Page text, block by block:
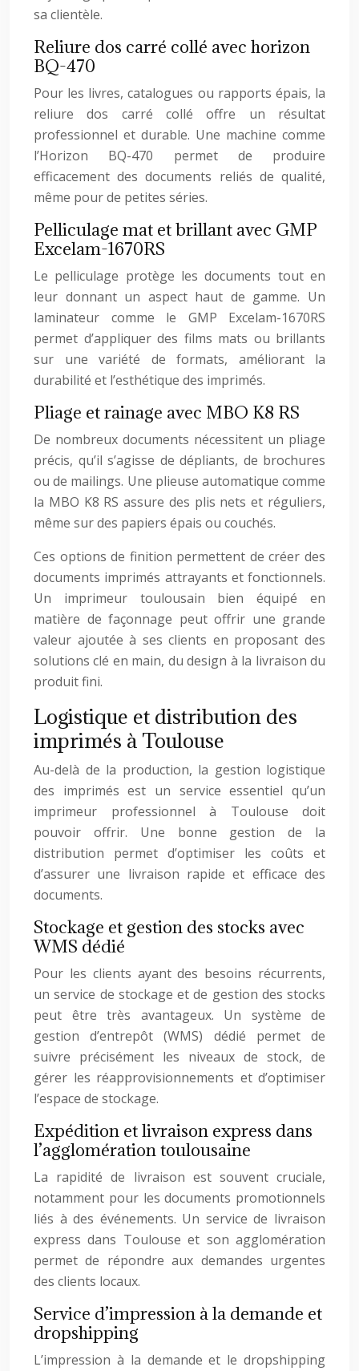
sa clientèle.
Reliure dos carré collé avec horizon
BQ-470
Pour les livres, catalogues ou rapports épais, la
reliure dos carré collé offre un résultat
professionnel et durable. Une machine comme
l’Horizon BQ-470 permet de produire
efficacement des documents reliés de qualité,
même pour de petites séries.
Pelliculage mat et brillant avec GMP
Excelam-1670RS
Le pelliculage protège les documents tout en
leur donnant un aspect haut de gamme. Un
laminateur comme le GMP Excelam-1670RS
permet d’appliquer des films mats ou brillants
sur une variété de formats, améliorant la
durabilité et l’esthétique des imprimés.
Pliage et rainage avec MBO K8 RS
De nombreux documents nécessitent un pliage
précis, qu’il s’agisse de dépliants, de brochures
ou de mailings. Une plieuse automatique comme
la MBO K8 RS assure des plis nets et réguliers,
même sur des papiers épais ou couchés.
Ces options de finition permettent de créer des
documents imprimés attrayants et fonctionnels.
Un imprimeur toulousain bien équipé en
matière de façonnage peut offrir une grande
valeur ajoutée à ses clients en proposant des
solutions clé en main, du design à la livraison du
produit fini.
Logistique et distribution des
imprimés à Toulouse
Au-delà de la production, la gestion logistique
des imprimés est un service essentiel qu’un
imprimeur professionnel à Toulouse doit
pouvoir offrir. Une bonne gestion de la
distribution permet d’optimiser les coûts et
d’assurer une livraison rapide et efficace des
documents.
Stockage et gestion des stocks avec
WMS dédié
Pour les clients ayant des besoins récurrents,
un service de stockage et de gestion des stocks
peut être très avantageux. Un système de
gestion d’entrepôt (WMS) dédié permet de
suivre précisément les niveaux de stock, de
gérer les réapprovisionnements et d’optimiser
l’espace de stockage.
Expédition et livraison express dans
l’agglomération toulousaine
La rapidité de livraison est souvent cruciale,
notamment pour les documents promotionnels
liés à des événements. Un service de livraison
express dans Toulouse et son agglomération
permet de répondre aux demandes urgentes
des clients locaux.
Service d’impression à la demande et
dropshipping
L’impression à la demande et le dropshipping